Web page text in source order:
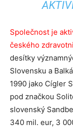
Společnost je
českého
desítky
Slovensku a
1990 jako Cígler
pod značkou
slovenský
340 mil. eur, 3